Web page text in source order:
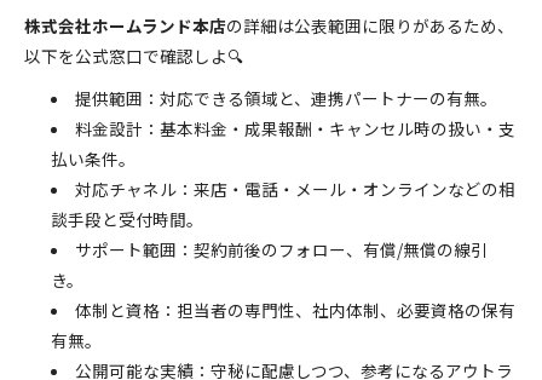
株式会社ホームランド本店の詳細は公表範囲に限りがあるため、
以下を公式窓口で確認しよ🔍
提供範囲：対応できる領域と、連携パートナーの有無。
料金設計：基本料金・成果報酬・キャンセル時の扱い・支
払い条件。
対応チャネル：来店・電話・メール・オンラインなどの相
談手段と受付時間。
サポート範囲：契約前後のフォロー、有償/無償の線引
き。
体制と資格：担当者の専門性、社内体制、必要資格の保有
有無。
公開可能な実績：守秘に配慮しつつ、参考になるアウトラ